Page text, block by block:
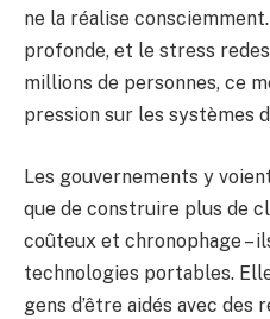
ne la réalise
profonde, et le stress
millions de personnes, ce
pression sur les systèmes
Les gouvernements y
que de construire plus de
coûteux et chronophage –
technologies portables.
gens d’être aidés avec des